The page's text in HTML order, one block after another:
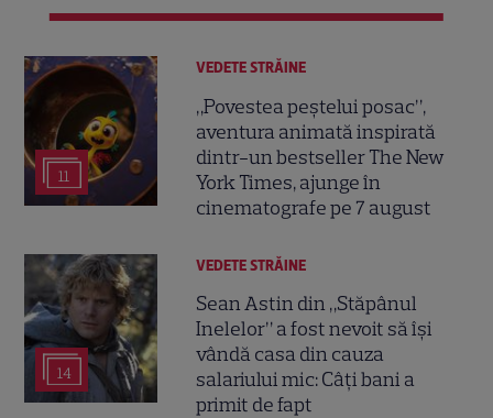
11
VEDETE STRĂINE
„Povestea peștelui posac”,
aventura animată inspirată
dintr-un bestseller The New
York Times, ajunge în
cinematografe pe 7 august
14
VEDETE STRĂINE
Sean Astin din „Stăpânul
Inelelor” a fost nevoit să își
vândă casa din cauza
salariului mic: Câți bani a
primit de fapt